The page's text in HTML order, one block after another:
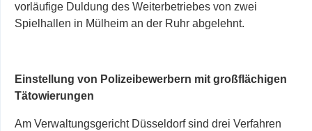
vorläufige Duldung des Weiterbetriebes von zwei
Spielhallen in Mülheim an der Ruhr abgelehnt.
Einstellung von Polizeibewerbern mit großflächigen
Tätowierungen
Am Verwaltungsgericht Düsseldorf sind drei Verfahren